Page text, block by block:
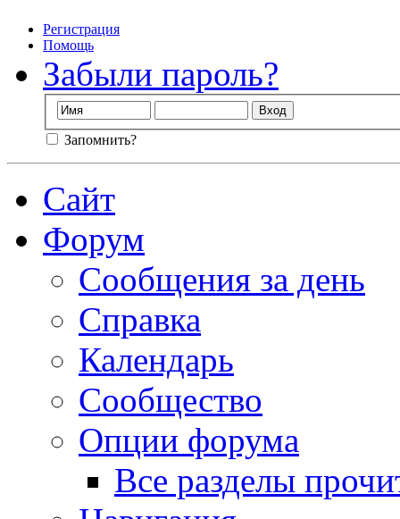
Регистрация
Помощь
Забыли пароль?
Запомнить?
Сайт
Форум
Сообщения за день
Справка
Календарь
Сообщество
Опции форума
Все разделы